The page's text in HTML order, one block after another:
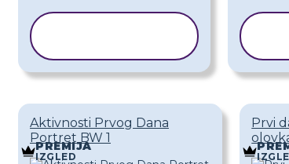
Aktivnosti Prvog Dana
Portret BW 1
PREMIJA
IZGLED
Prvi